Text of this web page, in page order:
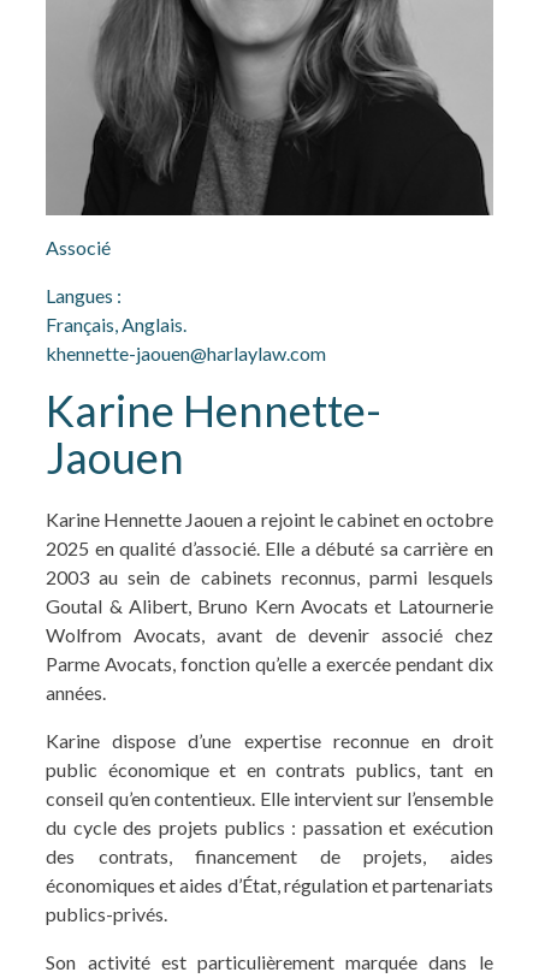
Associé
Langues :
Français, Anglais.
khennette-jaouen@harlaylaw.com
Karine Hennette-
Jaouen
Karine Hennette Jaouen a rejoint le cabinet en octobre
2025 en qualité d’associé. Elle a débuté sa carrière en
2003 au sein de cabinets reconnus, parmi lesquels
Goutal & Alibert, Bruno Kern Avocats et Latournerie
Wolfrom Avocats, avant de devenir associé chez
Parme Avocats, fonction qu’elle a exercée pendant dix
années.
Karine dispose d’une expertise reconnue en droit
public économique et en contrats publics, tant en
conseil qu’en contentieux. Elle intervient sur l’ensemble
du cycle des projets publics : passation et exécution
des contrats, financement de projets, aides
économiques et aides d’État, régulation et partenariats
publics-privés.
Son activité est particulièrement marquée dans le